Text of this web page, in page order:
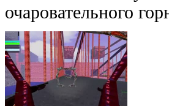
очаровательного